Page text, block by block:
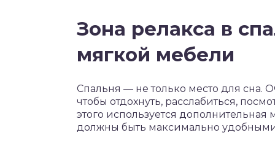
Зона релакса в
мягкой мебели
Спальня — не только место для сна.
чтобы отдохнуть, расслабиться,
этого используется
должны быть максимально